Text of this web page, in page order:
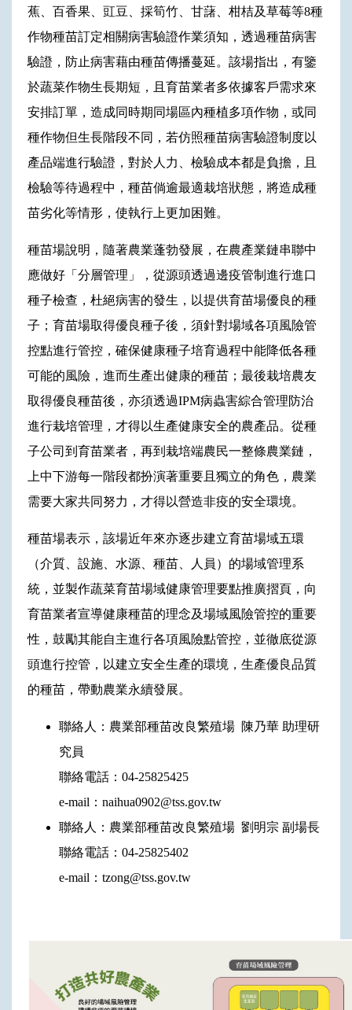
蕉、百香果、豇豆、採筍竹、甘藷、柑桔及草莓等8種
作物種苗訂定相關病害驗證作業須知，透過種苗病害
驗證，防止病害藉由種苗傳播蔓延。該場指出，有鑒
於蔬菜作物生長期短，且育苗業者多依據客戶需求來
安排訂單，造成同時期同場區內種植多項作物，或同
種作物但生長階段不同，若仿照種苗病害驗證制度以
產品端進行驗證，對於人力、檢驗成本都是負擔，且
檢驗等待過程中，種苗倘逾最適栽培狀態，將造成種
苗劣化等情形，使執行上更加困難。
種苗場說明，隨著農業蓬勃發展，在農產業鏈串聯中
應做好「分層管理」，從源頭透過邊疫管制進行進口
種子檢查，杜絕病害的發生，以提供育苗場優良的種
子；育苗場取得優良種子後，須針對場域各項風險管
控點進行管控，確保健康種子培育過程中能降低各種
可能的風險，進而生產出健康的種苗；最後栽培農友
取得優良種苗後，亦須透過IPM病蟲害綜合管理防治
進行栽培管理，才得以生產健康安全的農產品。從種
子公司到育苗業者，再到栽培端農民一整條農業鏈，
上中下游每一階段都扮演著重要且獨立的角色，農業
需要大家共同努力，才得以營造非疫的安全環境。
種苗場表示，該場近年來亦逐步建立育苗場域五環
（介質、設施、水源、種苗、人員）的場域管理系
統，並製作蔬菜育苗場域健康管理要點推廣摺頁，向
育苗業者宣導健康種苗的理念及場域風險管控的重要
性，鼓勵其能自主進行各項風險點管控，並徹底從源
頭進行控管，以建立安全生產的環境，生產優良品質
的種苗，帶動農業永續發展。
聯絡人：農業部種苗改良繁殖場 陳乃華 助理研
究員
聯絡電話：04-25825425
e-mail：naihua0902@tss.gov.tw
聯絡人：農業部種苗改良繁殖場 劉明宗 副場長
聯絡電話：04-25825402
e-mail：tzong@tss.gov.tw